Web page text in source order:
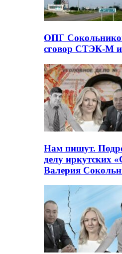
ОПГ
сговор СТЭК-М и
Нам пишут.
делу иркутских
Валерия